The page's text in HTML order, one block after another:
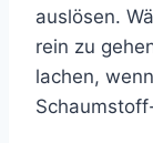
auslösen.
rein zu
lachen,